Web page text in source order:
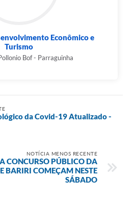
Econômico e
Turismo
Bof - Parraguinha
da Covid-19 Atualizado -
NOTÍCIA MENOS RECENTE
CONCURSO PÚBLICO DA
BARIRI COMEÇAM NESTE
SÁBADO